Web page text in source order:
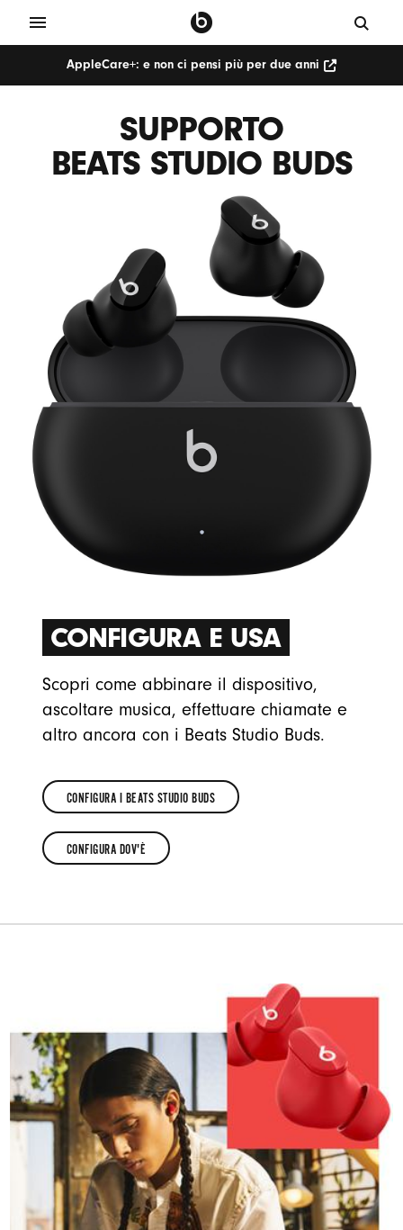
AppleCare+: e non ci pensi più per due anni
SUPPORTO
BEATS STUDIO BUDS
CONFIGURA E USA
Scopri come abbinare il dispositivo,
ascoltare musica, effettuare chiamate e
altro ancora con i Beats Studio Buds.
CONFIGURA I BEATS STUDIO BUDS
I
CONFIGURA DOV'È